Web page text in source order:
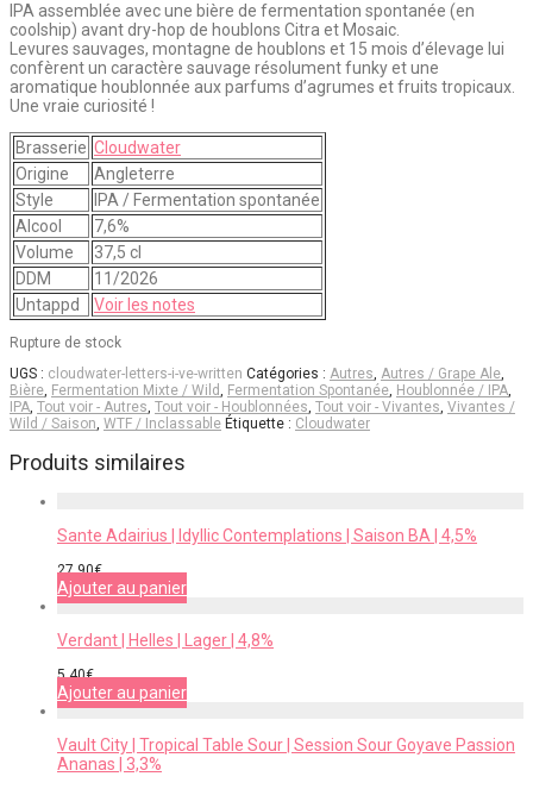
IPA assemblée avec une bière de fermentation spontanée (en
coolship) avant dry-hop de houblons Citra et Mosaic.
Levures sauvages, montagne de houblons et 15 mois d’élevage lui
confèrent un caractère sauvage résolument funky et une
aromatique houblonnée aux parfums d’agrumes et fruits tropicaux.
Une vraie curiosité !
Brasserie Cloudwater
Origine
Angleterre
Style
IPA / Fermentation spontanée
Alcool
7,6%
Volume
37,5 cl
DDM
11/2026
Untappd
Voir les notes
Rupture de stock
UGS : cloudwater-letters-i-ve-written Catégories : Autres, Autres / Grape Ale,
Bière, Fermentation Mixte / Wild, Fermentation Spontanée, Houblonnée / IPA,
IPA, Tout voir - Autres, Tout voir - Houblonnées, Tout voir - Vivantes, Vivantes /
Wild / Saison, WTF / Inclassable Étiquette : Cloudwater
Produits similaires
Sante Adairius | Idyllic Contemplations | Saison BA | 4,5%
27,90€
Ajouter au panier
Verdant | Helles | Lager | 4,8%
5,40€
Ajouter au panier
Vault City | Tropical Table Sour | Session Sour Goyave Passion
Ananas | 3,3%